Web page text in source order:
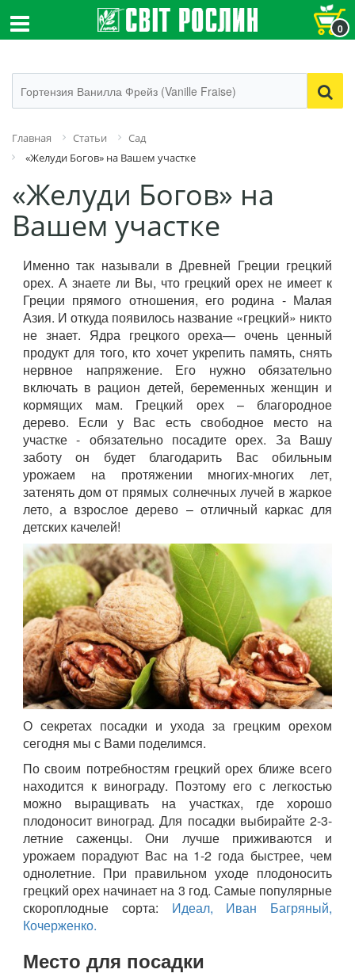
0
Главная Статьи
Сад
«Желуди Богов» на Вашем участке
«Желуди Богов» на
Вашем участке
Именно так называли в Древней Греции грецкий
орех. А знаете ли Вы, что грецкий орех не имеет к
Греции прямого отношения, его родина - Малая
Азия. И откуда появилось название «грецкий» никто
не знает. Ядра грецкого ореха— очень ценный
продукт для того, кто хочет укрепить память, снять
нервное напряжение. Его нужно обязательно
включать в рацион детей, беременных женщин и
кормящих мам. Грецкий орех – благородное
дерево. Если у Вас есть свободное место на
участке - обязательно посадите орех. За Вашу
заботу он будет благодарить Вас обильным
урожаем на протяжении многих-многих лет,
затенять дом от прямых солнечных лучей в жаркое
лето, а взрослое дерево – отличный каркас для
детских качелей!
О секретах посадки и ухода за грецким орехом
сегодня мы с Вами поделимся.
По своим потребностям грецкий орех ближе всего
находится к винограду. Поэтому его с легкостью
можно выращивать на участках, где хорошо
плодоносит виноград. Для посадки выбирайте 2-3-
летние саженцы. Они лучше приживаются и
урожаем порадуют Вас на 1-2 года быстрее, чем
однолетние. При правильном уходе плодоносить
грецкий орех начинает на 3 год. Самые популярные
скороплодные сорта: Идеал, Иван Багряный,
Кочерженко.
Место для посадки